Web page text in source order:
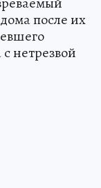
после их
нетрезвой